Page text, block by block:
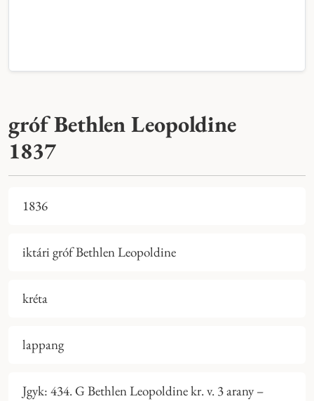
gróf Bethlen Leopoldine
1837
1836
iktári gróf Bethlen Leopoldine
kréta
lappang
Jgyk: 434. G Bethlen Leopoldine kr. v. 3 arany –